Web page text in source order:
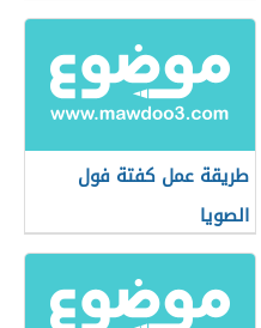
طريقة عمل كفتة فول
الصويا